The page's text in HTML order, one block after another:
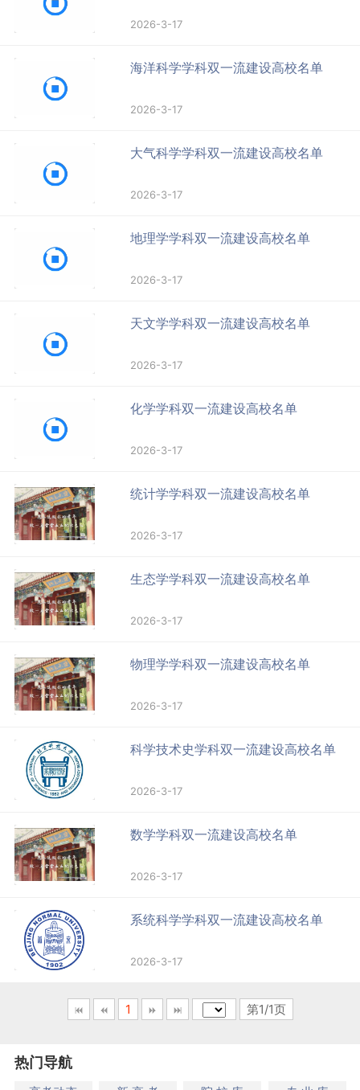
2026-3-17
海洋科学学科双一流建设高校名单
2026-3-17
大气科学学科双一流建设高校名单
2026-3-17
地理学学科双一流建设高校名单
2026-3-17
天文学学科双一流建设高校名单
2026-3-17
化学学科双一流建设高校名单
2026-3-17
统计学学科双一流建设高校名单
2026-3-17
生态学学科双一流建设高校名单
2026-3-17
物理学学科双一流建设高校名单
2026-3-17
科学技术史学科双一流建设高校名单
2026-3-17
数学学科双一流建设高校名单
2026-3-17
系统科学学科双一流建设高校名单
2026-3-17
1 第1/1页
热门导航